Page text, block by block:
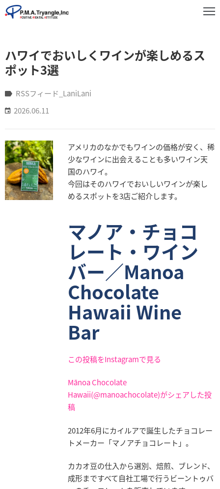
ハワイでおいしくワインが楽しめるス
ポット3選
RSSフィード_LaniLani
2026.06.11
アメリカのなかでもワインの価格が安く、稀
少なワインに出会えることも多いワイン天
国のハワイ。
今回はそのハワイでおいしいワインが楽し
めるスポットを3店ご紹介します。
マノア・チョコ
レート・ワイン
バー／Manoa
Chocolate
Hawaii Wine
Bar
この投稿をInstagramで見る
Mānoa Chocolate
Hawaii(@manoachocolate)がシェアした投
稿
2012年6月にカイルアで誕生したチョコレー
トメーカー「マノアチョコレート」。
カカオ豆の仕入から選別、焙煎、ブレンド、
成形まですべて自社工場で行うビーントゥバ